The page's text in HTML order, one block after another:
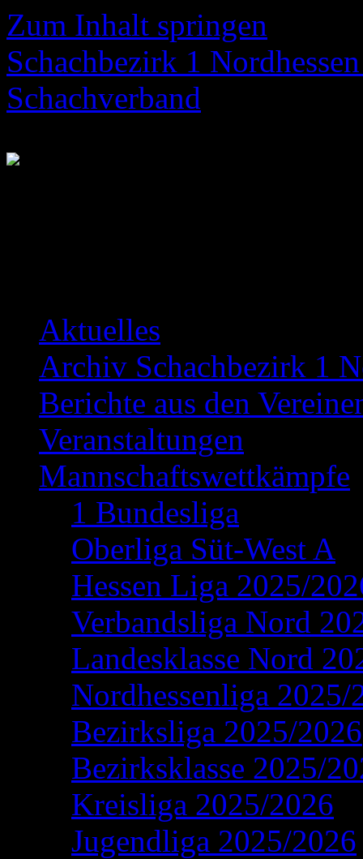
Zum Inhalt springen
Schachbezirk 1
Schachverband
Aktuelles
Archiv Schachbezirk 1
Berichte aus den
Veranstaltungen
Mannschaftswettkämpfe
1 Bundesliga
Oberliga Süt-West A
Hessen Liga 2025/
Verbandsliga Nord
Landesklasse Nord
Nordhessenliga 2025/
Bezirksliga 2025/2026
Bezirksklasse 2025/
Kreisliga 2025/2026
Jugendliga 2025/2026